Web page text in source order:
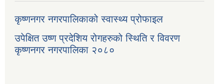
कृष्णनगर नगरपालिकाको स्वास्थ्य प्रोफाइल
उपेक्षित उष्ण प्रदेशिय रोगहरुको स्थिति र विवरण
कृष्णनगर नगरपालिका २०८०